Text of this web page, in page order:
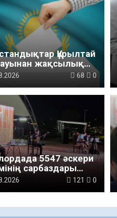
Құрылтай
жақсылық
– қоғамдық пікір
68 0
5547 әскери
сарбаздары
құндылықтары
121 0